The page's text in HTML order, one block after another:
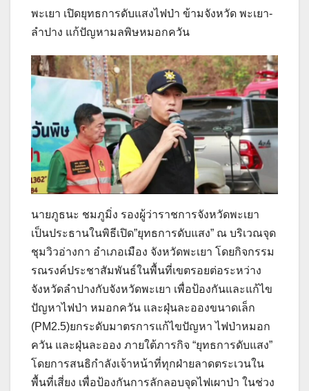
พะเยา เปิดยุทธการดับแสงไฟป่า ข้ามจังหวัด พะเยา-
ลำปาง แก้ปัญหามลพิษหมอกควัน
นายภูธนะ ชมภูมิ่ง รองผู้ว่าราชการจังหวัดพะเยา
เป็นประธานในพิธีเปิด”ยุทธการดับแสง” ณ บริเวณจุด
ชุมวิวอ่างกา อำเภอเมือง จังหวัดพะเยา โดยกิจกรรม
รณรงค์ประชาสัมพันธ์ในพื้นที่เขตรอยต่อระหว่าง
จังหวัดลำปางกับจังหวัดพะเยา เพื่อป้องกันและแก้ไข
ปัญหาไฟป่า หมอกควัน และฝุ่นละอองขนาดเล็ก
(PM2.5)ยกระดับมาตรการแก้ไขปัญหา ไฟป่าหมอก
ควัน และฝุ่นละออง ภายใต้ภารกิจ “ยุทธการดับแสง”
โดยการสนธิกำลังเจ้าหน้าที่ทุกฝ่ายลาดตระเวนใน
พื้นที่เสี่ยง เพื่อป้องกันการลักลอบจุดไฟเผาป่า ในช่วง